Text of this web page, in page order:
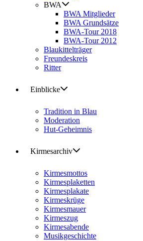
BWA
BWA Mitglieder
BWA Grundsätze
BWA-Tour 2018
BWA-Tour 2012
Blaukittelträger
Freundeskreis
Ritter
Einblicke
Tradition in Blau
Moderation
Hut-Geheimnis
Kirmesarchiv
Kirmesmottos
Kirmesplaketten
Kirmesplakate
Kirmeskrüge
Kirmesmauer
Kirmeszug
Kirmesabende
Musikgeschichte